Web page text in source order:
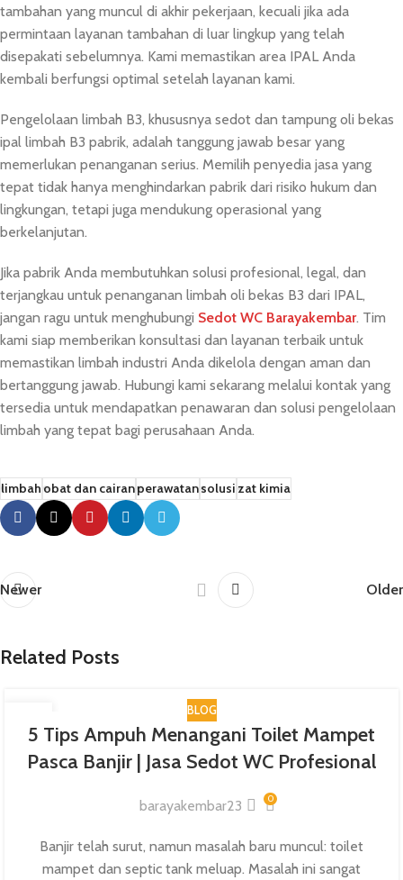
tambahan yang muncul di akhir pekerjaan, kecuali jika ada
permintaan layanan tambahan di luar lingkup yang telah
disepakati sebelumnya. Kami memastikan area IPAL Anda
kembali berfungsi optimal setelah layanan kami.
Pengelolaan limbah B3, khususnya sedot dan tampung oli bekas
ipal limbah B3 pabrik, adalah tanggung jawab besar yang
memerlukan penanganan serius. Memilih penyedia jasa yang
tepat tidak hanya menghindarkan pabrik dari risiko hukum dan
lingkungan, tetapi juga mendukung operasional yang
berkelanjutan.
Jika pabrik Anda membutuhkan solusi profesional, legal, dan
terjangkau untuk penanganan limbah oli bekas B3 dari IPAL,
jangan ragu untuk menghubungi Sedot WC Barayakembar. Tim
kami siap memberikan konsultasi dan layanan terbaik untuk
memastikan limbah industri Anda dikelola dengan aman dan
bertanggung jawab. Hubungi kami sekarang melalui kontak yang
tersedia untuk mendapatkan penawaran dan solusi pengelolaan
limbah yang tepat bagi perusahaan Anda.
limbahobat dan cairanperawatansolusizat kimia
Newer Older
Related Posts
JAN
BLOG
5 Tips Ampuh Menangani Toilet Mampet
Pasca Banjir | Jasa Sedot WC Profesional
barayakembar23 0
Banjir telah surut, namun masalah baru muncul: toilet
mampet dan septic tank meluap. Masalah ini sangat